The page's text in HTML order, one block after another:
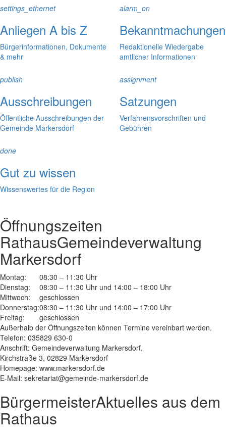
settings_ethernet
Anliegen A bis Z
Bürgerinformationen, Dokumente
& mehr
alarm_on
Bekanntmachungen
Redaktionelle Wiedergabe
amtlicher Informationen
publish
Ausschreibungen
Öffentliche Ausschreibungen der
Gemeinde Markersdorf
assignment
Satzungen
Verfahrensvorschriften und
Gebühren
done
Gut zu wissen
Wissenswertes für die Region
Öffnungszeiten
RathausGemeindeverwaltung
Markersdorf
Montag:
08:30 – 11:30 Uhr
Dienstag:
08:30 – 11:30 Uhr und 14:00 – 18:00 Uhr
Mittwoch:
geschlossen
Donnerstag:08:30 – 11:30 Uhr und 14:00 – 17:00 Uhr
Freitag:
geschlossen
Außerhalb der Öffnungszeiten können Termine vereinbart werden.
Telefon: 035829 630-0
Anschrift: Gemeindeverwaltung Markersdorf,
Kirchstraße 3, 02829 Markersdorf
Homepage: www.markersdorf.de
E-Mail: sekretariat@gemeinde-markersdorf.de
BürgermeisterAktuelles aus dem
Rathaus